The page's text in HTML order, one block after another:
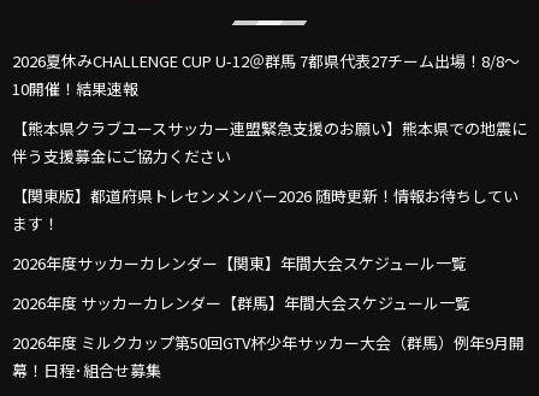
2026夏休みCHALLENGE CUP U-12＠群馬 7都県代表27チーム出場！8/8～
10開催！結果速報
【熊本県クラブユースサッカー連盟緊急支援のお願い】熊本県での地震に
伴う支援募金にご協力ください
【関東版】都道府県トレセンメンバー2026 随時更新！情報お待ちしてい
ます！
2026年度サッカーカレンダー【関東】年間大会スケジュール一覧
2026年度 サッカーカレンダー【群馬】年間大会スケジュール一覧
2026年度 ミルクカップ第50回GTV杯少年サッカー大会（群馬）例年9月開
幕！日程･組合せ募集